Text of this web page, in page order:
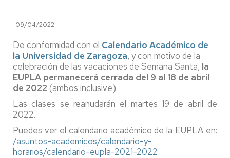
09/04/2022
De conformidad con el Calendario Académico de
la Universidad de Zaragoza, y con motivo de la
celebración de las vacaciones de Semana Santa, la
EUPLA permanecerá cerrada del 9 al 18 de abril
de 2022 (ambos inclusive).
Las clases se reanudarán el martes 19 de abril de
2022.
Puedes ver el calendario académico de la EUPLA en:
/asuntos-academicos/calendario-y-
horarios/calendario-eupla-2021-2022